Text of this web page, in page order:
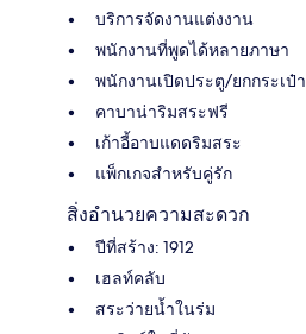
บริการจัดงานแต่งงาน
พนักงานที่พูดได้หลายภาษา
พนักงานเปิดประตู/ยกกระเป๋า
คาบาน่าริมสระฟรี
เก้าอี้อาบแดดริมสระ
แพ็กเกจสำหรับคู่รัก
สิ่งอำนวยความสะดวก
ปีที่สร้าง: 1912
เฮลท์คลับ
สระว่ายน้ำในร่ม